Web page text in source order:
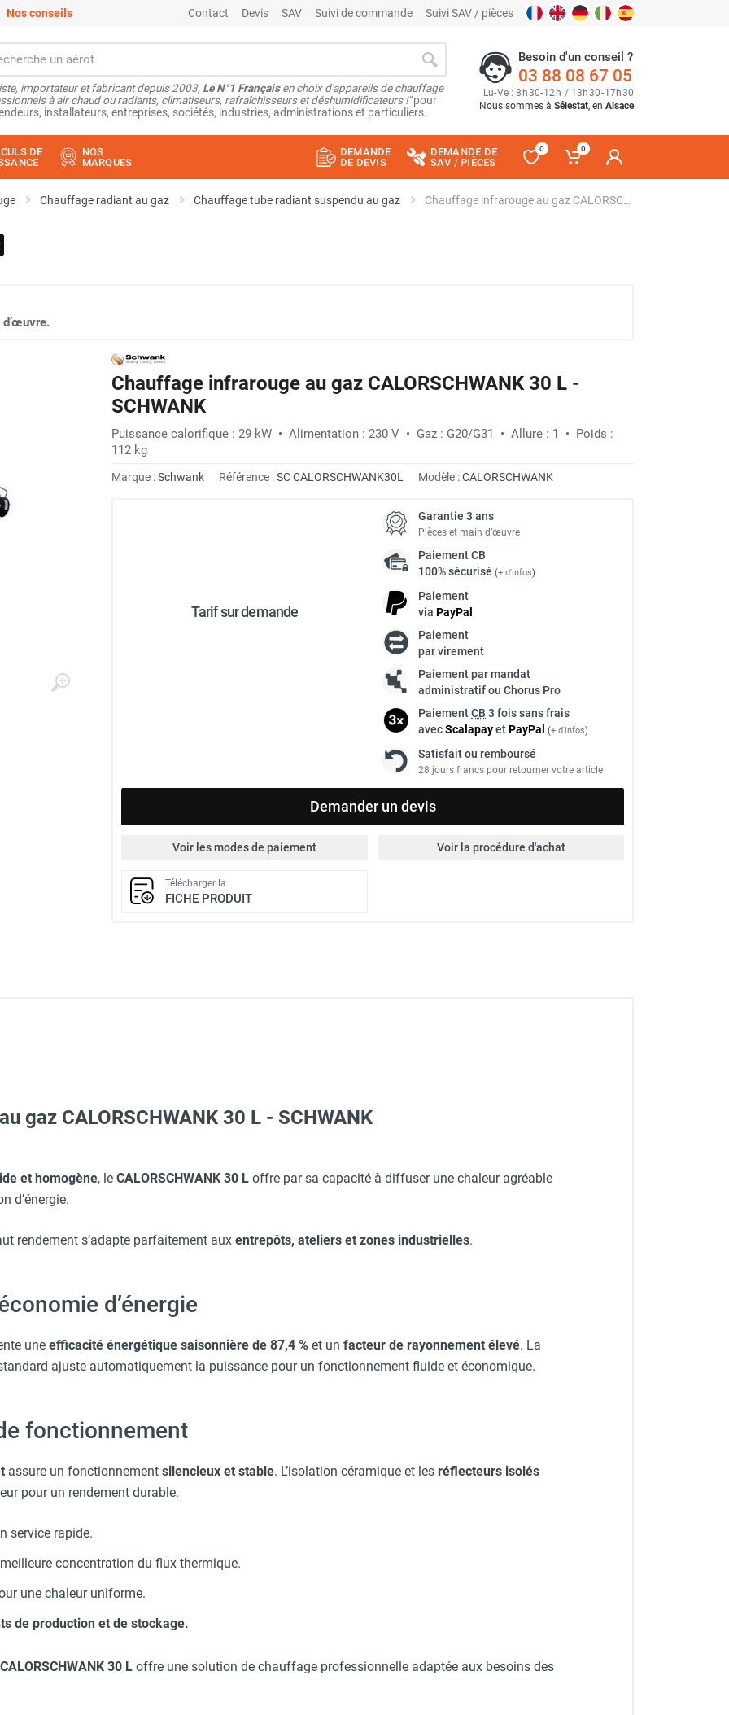
Nos conseils Contact Devis SAV Suivi de commande Suivi SAV / pièces
importateur et fabricant depuis 2003, Le N°1 Françaisen choix d'appareils de chauffage
à air chaud ou radiants, climatiseurs, rafraîchisseurs et déshumidificateurs !"pour
installateurs, entreprises, sociétés, industries, administrations et particuliers.
Besoin d'un conseil ?
03 88 08 67 05
Lu-Ve : 8h30-12h / 13h30-17h30
Nous sommes à Sélestat, en Alsace
DE
NOS
MARQUES
DEMANDE
DE DEVIS
DEMANDE DE
SAV / PIÈCES
0 0
Chauffage radiant au gaz Chauffage tube radiant suspendu au gaz Chauffage infrarouge au gaz CALORSCHWANK 30 L - SCHWANK
Chauffage infrarouge au gaz CALORSCHWANK 30 L -
SCHWANK
Puissance calorifique : 29 kW • Alimentation : 230 V • Gaz : G20/G31 • Allure : 1 • Poids :
112 kg
Marque :Schwank Référence :SC CALORSCHWANK30L Modèle :CALORSCHWANK
Tarif sur demande
Garantie 3 ans
Pièces et main d’œuvre
PaiementCB
100% sécurisé (+ d'infos)
Paiement
via PayPal
Paiement
par virement
Paiement par mandat
administratif ou Chorus Pro
PaiementCB 3 fois sans frais
avecScalapayetPayPal (+ d'infos)
Satisfait ou remboursé
28 jours francs pour retourner votre article
Demander un devis
Voir les modes de paiement Voir la procédure d'achat
Télécharger la
FICHE PRODUIT
- SCHWANK
tête réglable - HUSQVARNA
protège-menton Smartguard PE 10H - HUSQVARNA
L - HUSQVARNA
XXL - HUSQVARNA
gaz CALORSCHWANK 30 L - SCHWANK
et homogène, le CALORSCHWANK 30 L offre par sa capacité à diffuser une chaleur agréable
d’énergie.
rendement s’adapte parfaitement aux entrepôts, ateliers et zones industrielles.
d’énergie
une efficacité énergétique saisonnière de 87,4 % et un facteur de rayonnement élevé. La
ajuste automatiquement la puissance pour un fonctionnement fluide et économique.
fonctionnement
assure un fonctionnement silencieux et stable. L’isolation céramique et les réflecteurs isolés
pour un rendement durable.
service rapide.
concentration du flux thermique.
une chaleur uniforme.
de production et de stockage.
CALORSCHWANK 30 L offre une solution de chauffage professionnelle adaptée aux besoins des